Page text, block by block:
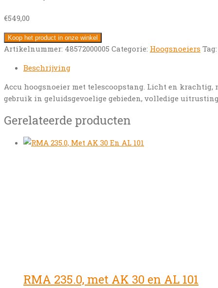
€549,00
Koop het product in onze winkel
Artikelnummer: 48572000005 Categorie: Hoogsnoeiers
Beschrijving
Accu hoogsnoeier met telescoopstang. Licht en
gebruik in geluidsgevoelige gebieden, volledige
Gerelateerde producten
RMA 235.0, met AK 30 en AL 101